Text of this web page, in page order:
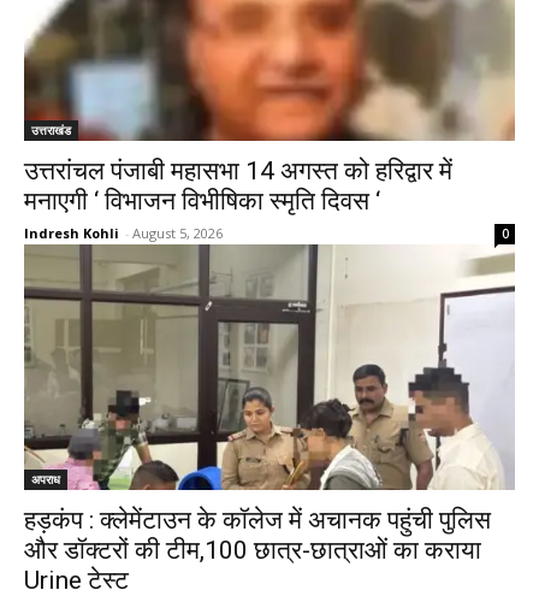
उत्तराखंड
उत्तरांचल पंजाबी महासभा 14 अगस्त को हरिद्वार में
मनाएगी ‘ विभाजन विभीषिका स्मृति दिवस ‘
Indresh Kohli - August 5, 2026 0
अपराध
हड़कंप : क्लेमेंटाउन के कॉलेज में अचानक पहुंची पुलिस
और डॉक्टरों की टीम,100 छात्र-छात्राओं का कराया
Urine टेस्ट